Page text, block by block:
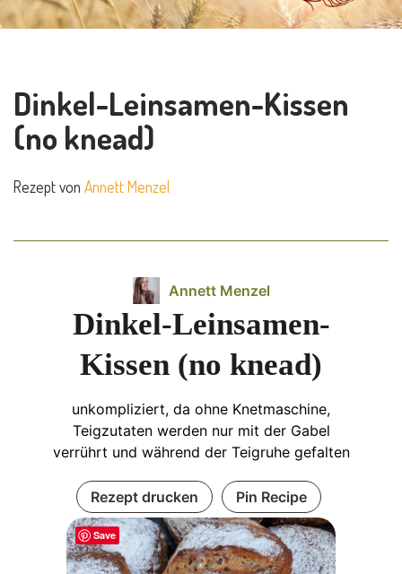
Dinkel-Leinsamen-Kissen
(no knead)
Rezept von Annett Menzel
Annett Menzel
Dinkel-Leinsamen-
Kissen (no knead)
unkompliziert, da ohne Knetmaschine,
Teigzutaten werden nur mit der Gabel
verrührt und während der Teigruhe gefalten
Rezept drucken Pin Recipe
Save